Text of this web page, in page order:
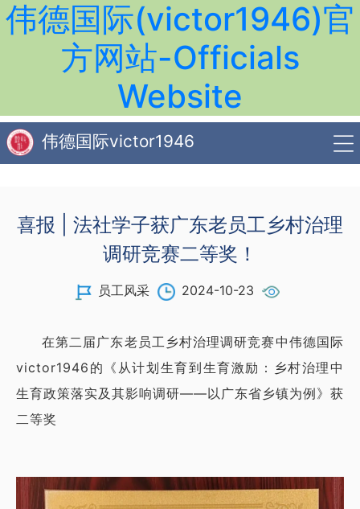
伟德国际(victor1946)官
方网站-Officials
Website
伟德国际victor1946
喜报 | 法社学子获广东老员工乡村治理
调研竞赛二等奖！
员工风采 2024-10-23
在第二届广东老员工乡村治理调研竞赛中​伟德国际
victor1946的《从计划生育到生育激励：乡村治理中
生育政策落实及其影响调研——以广东省乡镇为例》获
二等奖